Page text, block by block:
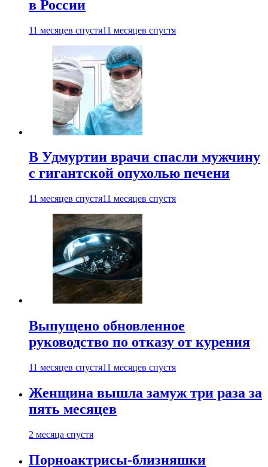
в России
11 месяцев спустя11 месяцев спустя
В Удмуртии врачи спасли мужчину
с гигантской опухолью печени
11 месяцев спустя11 месяцев спустя
Выпущено обновленное
руководство по отказу от курения
11 месяцев спустя11 месяцев спустя
Женщина вышла замуж три раза за
пять месяцев
2 месяца спустя
Порноактрисы-близняшки